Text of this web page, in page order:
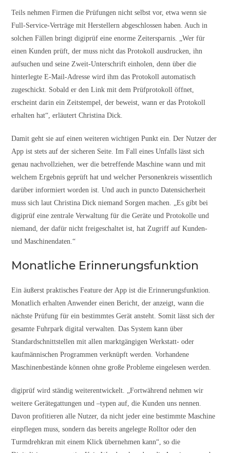
Teils nehmen Firmen die Prüfungen nicht selbst vor, etwa wenn sie
Full-Service-Verträge mit Herstellern abgeschlossen haben. Auch in
solchen Fällen bringt digiprüf eine enorme Zeitersparnis. „Wer für
einen Kunden prüft, der muss nicht das Protokoll ausdrucken, ihn
aufsuchen und seine Zweit-Unterschrift einholen, denn über die
hinterlegte E-Mail-Adresse wird ihm das Protokoll automatisch
zugeschickt. Sobald er den Link mit dem Prüfprotokoll öffnet,
erscheint darin ein Zeitstempel, der beweist, wann er das Protokoll
erhalten hat“, erläutert Christina Dick.
Damit geht sie auf einen weiteren wichtigen Punkt ein. Der Nutzer der
App ist stets auf der sicheren Seite. Im Fall eines Unfalls lässt sich
genau nachvollziehen, wer die betreffende Maschine wann und mit
welchem Ergebnis geprüft hat und welcher Personenkreis wissentlich
darüber informiert worden ist. Und auch in puncto Datensicherheit
muss sich laut Christina Dick niemand Sorgen machen. „Es gibt bei
digiprüf eine zentrale Verwaltung für die Geräte und Protokolle und
niemand, der dafür nicht freigeschaltet ist, hat Zugriff auf Kunden-
und Maschinendaten.“
Monatliche Erinnerungsfunktion
Ein äußerst praktisches Feature der App ist die Erinnerungsfunktion.
Monatlich erhalten Anwender einen Bericht, der anzeigt, wann die
nächste Prüfung für ein bestimmtes Gerät ansteht. Somit lässt sich der
gesamte Fuhrpark digital verwalten. Das System kann über
Standardschnittstellen mit allen marktgängigen Werkstatt- oder
kaufmännischen Programmen verknüpft werden. Vorhandene
Maschinenbestände können ohne große Probleme eingelesen werden.
digiprüf wird ständig weiterentwickelt. „Fortwährend nehmen wir
weitere Gerätegattungen und –typen auf, die Kunden uns nennen.
Davon profitieren alle Nutzer, da nicht jeder eine bestimmte Maschine
einpflegen muss, sondern das bereits angelegte Rolltor oder den
Turmdrehkran mit einem Klick übernehmen kann“, so die